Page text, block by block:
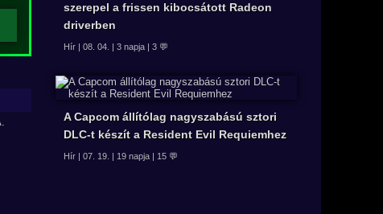
szerepel a frissen kibocsátott Radeon
driverben
Hír | 08. 04. | 3 napja | 3 💬
A Capcom állítólag nagyszabású sztori
DLC-t készít a Resident Evil Requiemhez
Hír | 07. 19. | 19 napja | 15 💬